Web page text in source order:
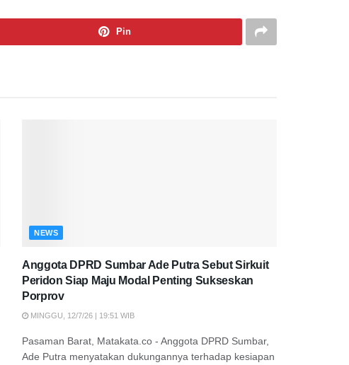
Pin
NEWS
Anggota DPRD Sumbar Ade Putra Sebut Sirkuit
Peridon Siap Maju Modal Penting Sukseskan
Porprov
MINGGU, 12/7/26 | 19:51 WIB
Pasaman Barat, Matakata.co - Anggota DPRD Sumbar,
Ade Putra menyatakan dukungannya terhadap kesiapan